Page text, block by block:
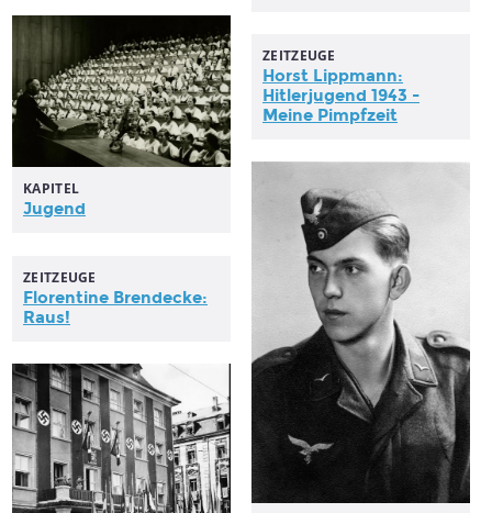
KAPITEL
Jugend
ZEITZEUGE
Horst Lippmann:
Hitlerjugend 1943 -
Meine Pimpfzeit
ZEITZEUGE
Florentine Brendecke:
Raus!